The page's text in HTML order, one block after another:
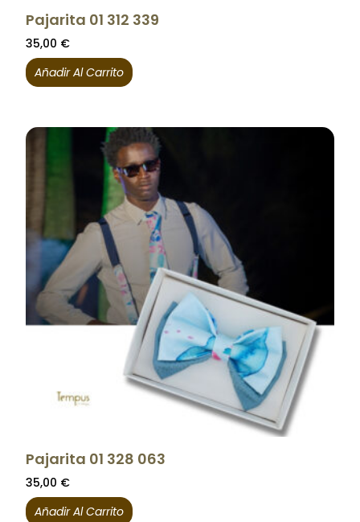
Pajarita 01 312 339
35,00 €
Añadir Al Carrito
Pajarita 01 328 063
35,00 €
Añadir Al Carrito